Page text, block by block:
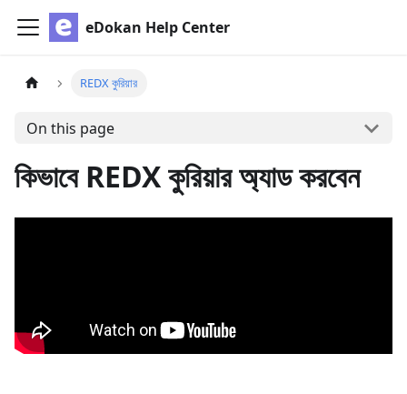
eDokan Help Center
REDX কুরিয়ার
On this page
কিভাবে REDX কুরিয়ার অ্যাড করবেন